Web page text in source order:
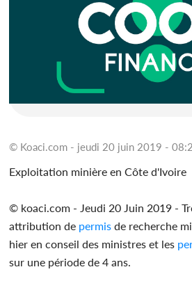
© Koaci.com - jeudi 20 juin 2019 -
Exploitation minière en Côte d'Ivoire
© koaci.com - Jeudi 20 Juin 2019 -
attribution de permis de recherche
hier en conseil des ministres et les
sur une période de 4 ans.